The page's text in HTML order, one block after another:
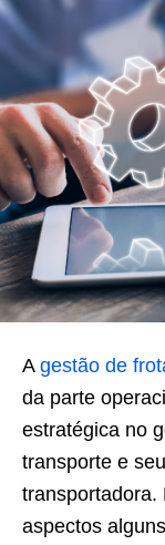
A gestão de
da parte
estratégica no
transporte e
transportadora.
aspectos